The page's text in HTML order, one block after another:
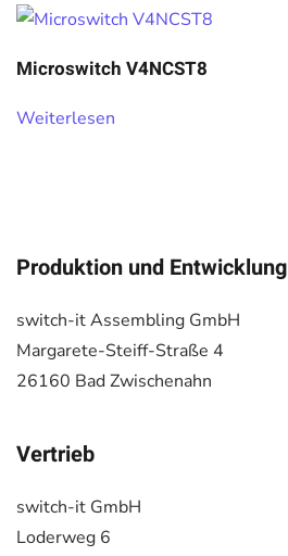
Microswitch V4NCST8
Weiterlesen
Produktion und Entwicklung
switch-it Assembling GmbH
Margarete-Steiff-Straße 4
26160 Bad Zwischenahn
Vertrieb
switch-it GmbH
Loderweg 6